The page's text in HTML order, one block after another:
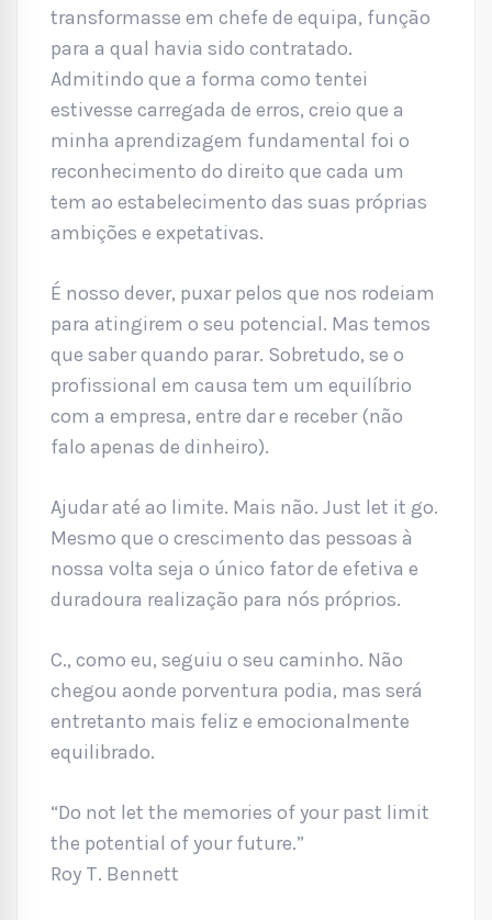
transformasse em chefe de equipa, função
para a qual havia sido contratado.
Admitindo que a forma como tentei
estivesse carregada de erros, creio que a
minha aprendizagem fundamental foi o
reconhecimento do direito que cada um
tem ao estabelecimento das suas próprias
ambições e expetativas.
É nosso dever, puxar pelos que nos rodeiam
para atingirem o seu potencial. Mas temos
que saber quando parar. Sobretudo, se o
profissional em causa tem um equilíbrio
com a empresa, entre dar e receber (não
falo apenas de dinheiro).
Ajudar até ao limite. Mais não. Just let it go.
Mesmo que o crescimento das pessoas à
nossa volta seja o único fator de efetiva e
duradoura realização para nós próprios.
C., como eu, seguiu o seu caminho. Não
chegou aonde porventura podia, mas será
entretanto mais feliz e emocionalmente
equilibrado.
“Do not let the memories of your past limit
the potential of your future.”
Roy T. Bennett